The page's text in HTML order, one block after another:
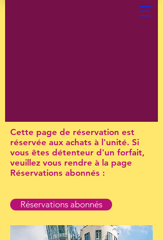
Cette page de réservation est
réservée aux achats à l'unité. Si
vous êtes détenteur d'un forfait,
veuillez vous rendre à la page
Réservations abonnés :
Réservations abonnés